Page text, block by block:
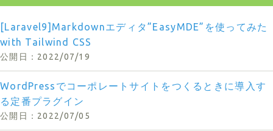
[Laravel9]Markdownエディタ”EasyMDE”を使ってみた
with Tailwind CSS
2022/07/19
WordPressでコーポレートサイトをつくるときに導入す
る定番プラグイン
2022/07/05